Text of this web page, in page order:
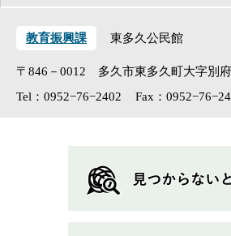
教育振興課 東多久公民館
〒846－0012 多久市東多久町大字別
Tel：0952−76−2402
Fax：